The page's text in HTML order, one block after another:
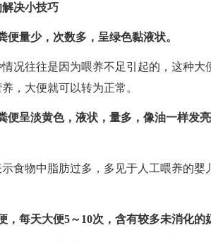
决小技巧
便量少，次数多，呈绿色黏液状。
况往往是因为喂养不足引起的，这种大
，大便就可以转为正常。
便呈淡黄色，液状，量多，像油一样发
食物中脂肪过多，多见于人工喂养的
，每天大便5～10次，含有较多未消化的